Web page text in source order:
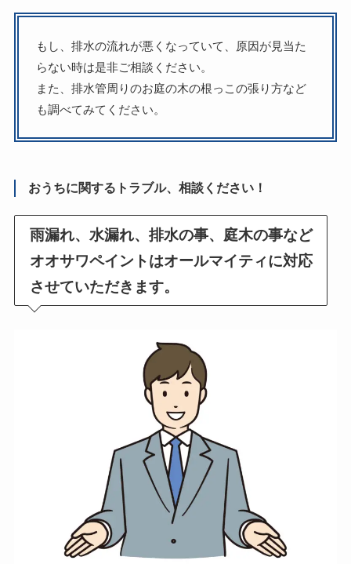
もし、排水の流れが悪くなっていて、原因が見当た
らない時は是非ご相談ください。
また、排水管周りのお庭の木の根っこの張り方など
も調べてみてください。
おうちに関するトラブル、相談ください！
雨漏れ、水漏れ、排水の事、庭木の事など
オオサワペイントはオールマイティに対応
させていただきます。